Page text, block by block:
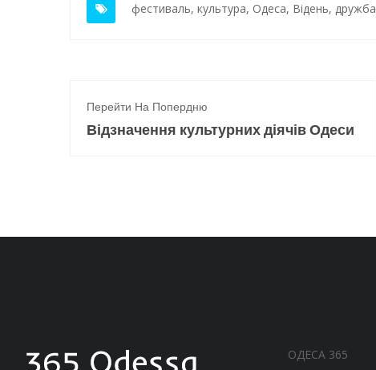
фестиваль, культура, Одеса, Відень, дружба
Перейти На Попердню
Відзначення культурних діячів Одеси
ОДЕСА 365